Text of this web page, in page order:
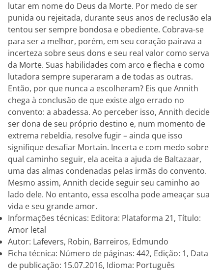
lutar em nome do Deus da Morte. Por medo de ser
punida ou rejeitada, durante seus anos de reclusão ela
tentou ser sempre bondosa e obediente. Cobrava-se
para ser a melhor, porém, em seu coração pairava a
incerteza sobre seus dons e seu real valor como serva
da Morte. Suas habilidades com arco e flecha e como
lutadora sempre superaram a de todas as outras.
Então, por que nunca a escolheram? Eis que Annith
chega à conclusão de que existe algo errado no
convento: a abadessa. Ao perceber isso, Annith decide
ser dona de seu próprio destino e, num momento de
extrema rebeldia, resolve fugir – ainda que isso
signifique desafiar Mortain. Incerta e com medo sobre
qual caminho seguir, ela aceita a ajuda de Baltazaar,
uma das almas condenadas pelas irmãs do convento.
Mesmo assim, Annith decide seguir seu caminho ao
lado dele. No entanto, essa escolha pode ameaçar sua
vida e seu grande amor.
Informações técnicas: Editora: Plataforma 21, Título:
Amor letal
Autor: Lafevers, Robin, Barreiros, Edmundo
Ficha técnica: Número de páginas: 442, Edição: 1, Data
de publicação: 15.07.2016, Idioma: Português